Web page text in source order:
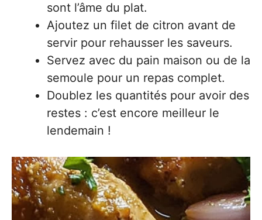
sont l’âme du plat.
Ajoutez un filet de citron avant de
servir pour rehausser les saveurs.
Servez avec du pain maison ou de la
semoule pour un repas complet.
Doublez les quantités pour avoir des
restes : c’est encore meilleur le
lendemain !